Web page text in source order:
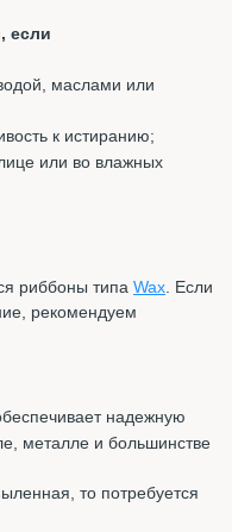
если
водой, маслами или
к истиранию;
или во влажных
риббоны типа Wax . Если
рекомендуем
надежную
металле и большинстве
то потребуется